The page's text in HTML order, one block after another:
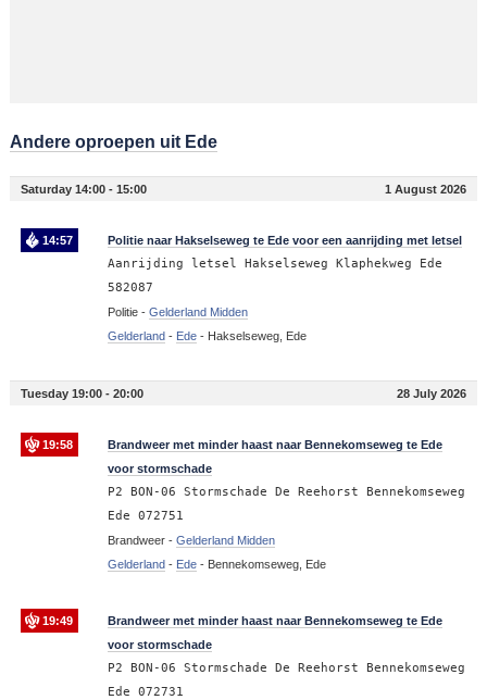
Andere oproepen uit Ede
Saturday 14:00 - 15:00 1 August 2026
14:57 Politie naar Hakselseweg te Ede voor een aanrijding met letsel
Aanrijding letsel Hakselseweg Klaphekweg Ede
582087
Politie - Gelderland Midden
Gelderland- Ede- Hakselseweg, Ede
Tuesday 19:00 - 20:00 28 July 2026
19:58
Brandweer met minder haast naar Bennekomseweg te Ede
voor stormschade
P2 BON-06 Stormschade De Reehorst Bennekomseweg
Ede 072751
Brandweer - Gelderland Midden
Gelderland- Ede- Bennekomseweg, Ede
19:49
Brandweer met minder haast naar Bennekomseweg te Ede
voor stormschade
P2 BON-06 Stormschade De Reehorst Bennekomseweg
Ede 072731